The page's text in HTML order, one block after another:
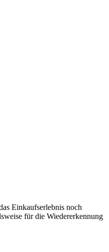
Einkaufserlebnis noch
für die Wiedererkennung